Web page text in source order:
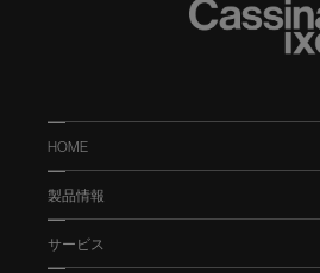
HOME
製品情報
サービス